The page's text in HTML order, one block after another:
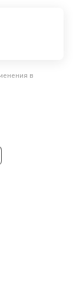
в